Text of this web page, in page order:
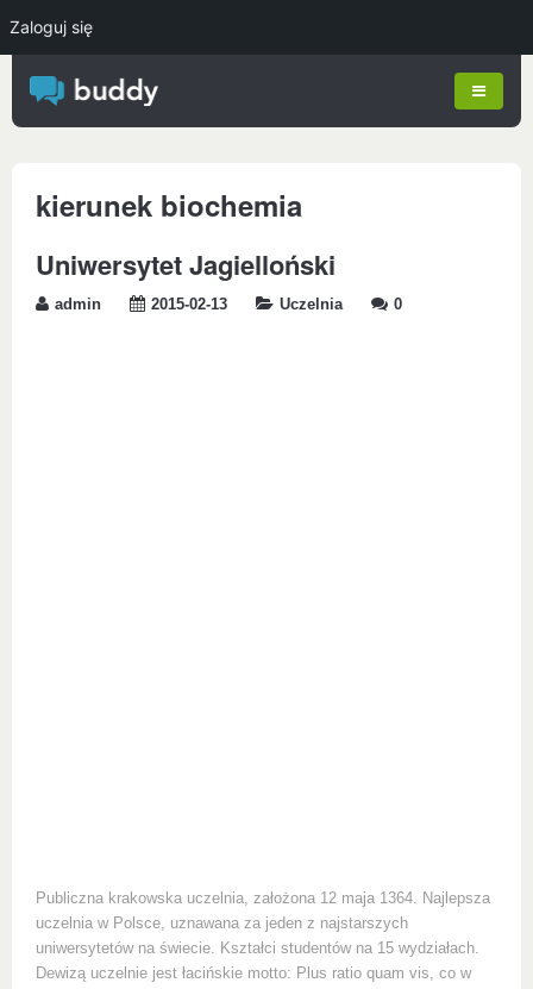
kierunek biochemia
Uniwersytet Jagielloński
admin 2015-02-13 Uczelnia 0
Publiczna krakowska uczelnia, założona 12 maja 1364. Najlepsza
uczelnia w Polsce, uznawana za jeden z najstarszych
uniwersytetów na świecie. Kształci studentów na 15 wydziałach.
Dewizą uczelnie jest łacińskie motto: Plus ratio quam vis, co w
Zaloguj się